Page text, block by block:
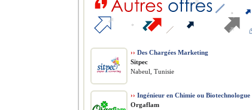
›› Des Chargées Marketing
Sitpec
Nabeul, Tunisie
›› Ingénieur en Chimie ou Biotechnologue
Orgaflam